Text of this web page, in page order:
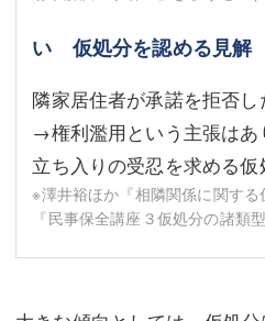
い 仮処分を認める見解
隣家居住者が承諾を拒否し
→権利濫用という主張はあ
立ち入りの受忍を求める
※澤井裕ほか『相隣関係に関す
『民事保全講座３仮処分の諸類